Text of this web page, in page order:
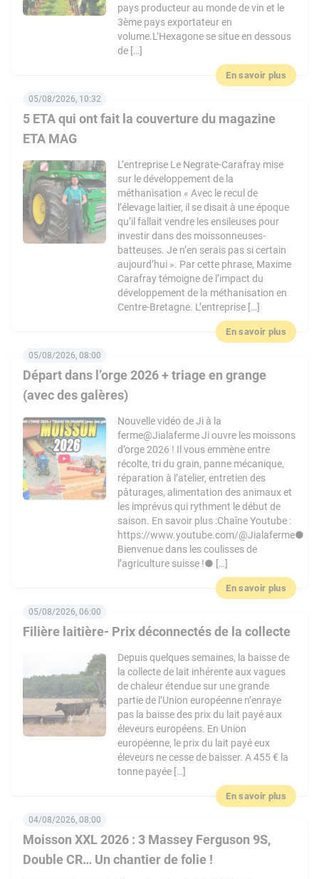
pays producteur au monde de vin et le
3ème pays exportateur en
volume.L’Hexagone se situe en dessous
de […]
En savoir plus
5 ETA qui ont fait la couverture du magazine
ETA MAG
05/08/2026, 10:32
L’entreprise Le Negrate-Carafray mise
sur le développement de la
méthanisation « Avec le recul de
l’élevage laitier, il se disait à une époque
qu’il fallait vendre les ensileuses pour
investir dans des moissonneuses-
batteuses. Je n’en serais pas si certain
aujourd’hui ». Par cette phrase, Maxime
Carafray témoigne de l’impact du
développement de la méthanisation en
Centre-Bretagne. L’entreprise […]
En savoir plus
Départ dans l’orge 2026 + triage en grange
(avec des galères)
05/08/2026, 08:00
Nouvelle vidéo de Ji à la
ferme@Jialaferme Ji ouvre les moissons
d’orge 2026 ! Il vous emmène entre
récolte, tri du grain, panne mécanique,
réparation à l’atelier, entretien des
pâturages, alimentation des animaux et
les imprévus qui rythment le début de
saison. En savoir plus :Chaîne Youtube :
https://www.youtube.com/@Jialaferme●
Bienvenue dans les coulisses de
l’agriculture suisse !● […]
En savoir plus
Filière laitière- Prix déconnectés de la collecte
05/08/2026, 06:00
Depuis quelques semaines, la baisse de
la collecte de lait inhérente aux vagues
de chaleur étendue sur une grande
partie de l’Union européenne n’enraye
pas la baisse des prix du lait payé aux
éleveurs européens. En Union
européenne, le prix du lait payé eux
éleveurs ne cesse de baisser. A 455 € la
tonne payée […]
En savoir plus
Moisson XXL 2026 : 3 Massey Ferguson 9S,
Double CR… Un chantier de folie !
04/08/2026, 08:00